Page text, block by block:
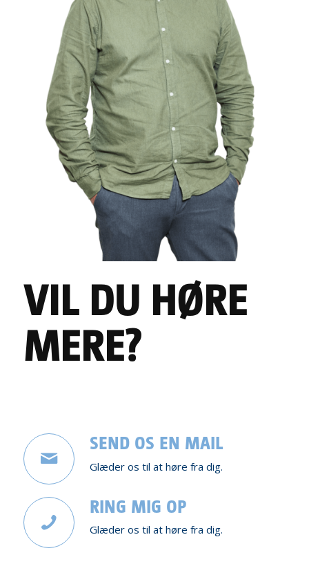
VIL DU HØRE
MERE?
SEND OS EN MAIL
Glæder os til at høre fra dig.
RING MIG OP
Glæder os til at høre fra dig.